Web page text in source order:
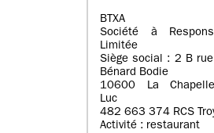
BTXA
Société à
Limitée
Siège social : 2 B rue
Bénard Bodie
10600 La
Luc
482 663 374 RCS
Activité : restaurant